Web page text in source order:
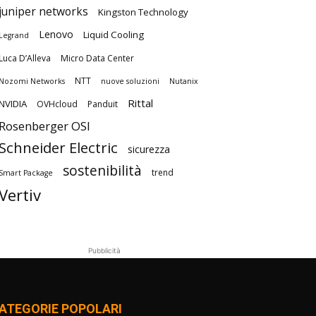
juniper networks Kingston Technology
Legrand Lenovo Liquid Cooling
Luca D’Alleva Micro Data Center
Nozomi Networks NTT nuove soluzioni Nutanix
OVHcloud Panduit Rittal
Rosenberger OSI
Schneider Electric sicurezza
Smart Package sostenibilità trend
Pubblicità
POPOLARI